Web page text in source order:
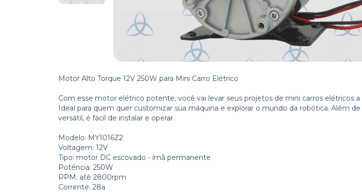
Motor Alto Torque 12V 250W para Mini Carro Elétrico
Com esse motor elétrico potente, você vai levar seus projetos de mini carros elétricos
Ideal para quem quer customizar sua máquina e explorar o mundo da robótica. Além de
versátil, é fácil de instalar e operar.
Modelo: MY1016Z2
Voltagem: 12V
Tipo: motor DC escovado - ímã permanente
Potência: 250W
RPM: até 2800rpm
Corrente: 28a